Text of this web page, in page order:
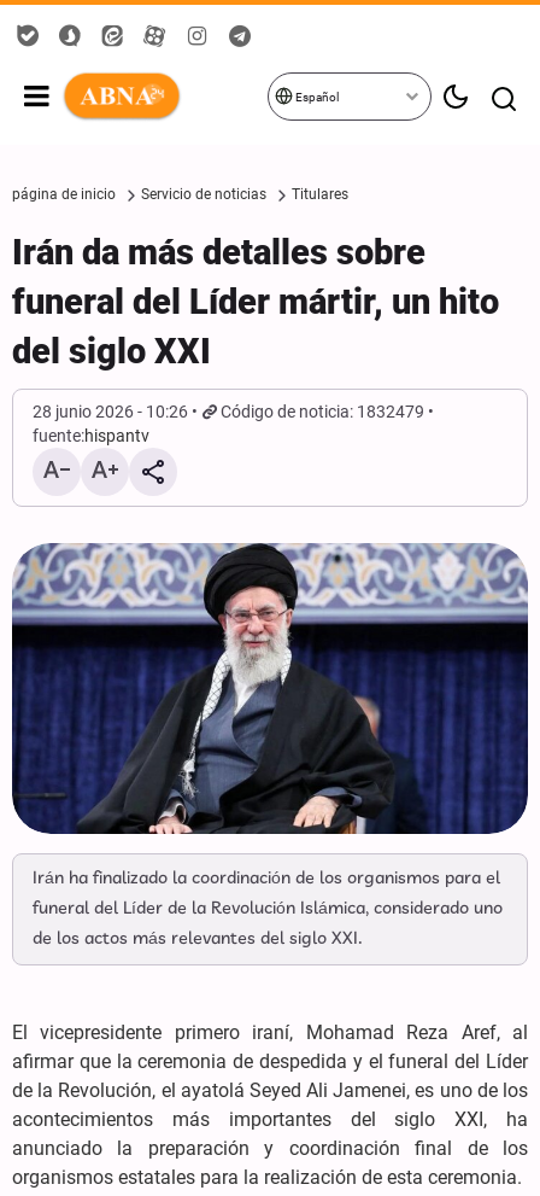
Español
página de inicio Servicio de noticias Titulares
Irán da más detalles sobre
funeral del Líder mártir, un hito
del siglo XXI
28 junio 2026 - 10:26
Código de noticia: 1832479
fuente:hispantv
Irán ha finalizado la coordinación de los organismos para el
funeral del Líder de la Revolución Islámica, considerado uno
de los actos más relevantes del siglo XXI.
El vicepresidente primero iraní, Mohamad Reza Aref, al
afirmar que la ceremonia de despedida y el funeral del Líder
de la Revolución, el ayatolá Seyed Ali Jamenei, es uno de los
acontecimientos más importantes del siglo XXI, ha
anunciado la preparación y coordinación final de los
organismos estatales para la realización de esta ceremonia.